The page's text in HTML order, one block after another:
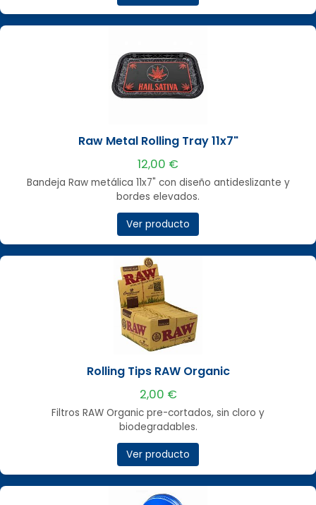
Raw Metal Rolling Tray 11x7"
12,00 €
Bandeja Raw metálica 11x7" con diseño antideslizante y
bordes elevados.
Ver producto
Rolling Tips RAW Organic
2,00 €
Filtros RAW Organic pre-cortados, sin cloro y
biodegradables.
Ver producto